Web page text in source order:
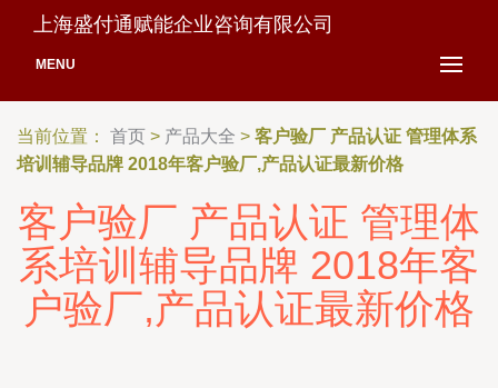
上海盛付通赋能企业咨询有限公司
MENU
当前位置： 首页 > 产品大全 > 客户验厂 产品认证 管理体系
培训辅导品牌 2018年客户验厂,产品认证最新价格
客户验厂 产品认证 管理体
系培训辅导品牌 2018年客
户验厂,产品认证最新价格